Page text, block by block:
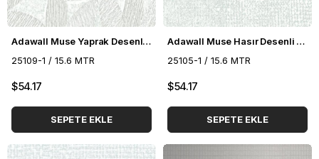
Adawall Muse Yaprak Desenli Duvar Kağıdı 25109-1
25109-1 / 15.6 MTR
$54.17
SEPETE EKLE
Adawall Muse Hasır Desenli Duvar Kağıdı 25105-1
25105-1 / 15.6 MTR
$54.17
SEPETE EKLE